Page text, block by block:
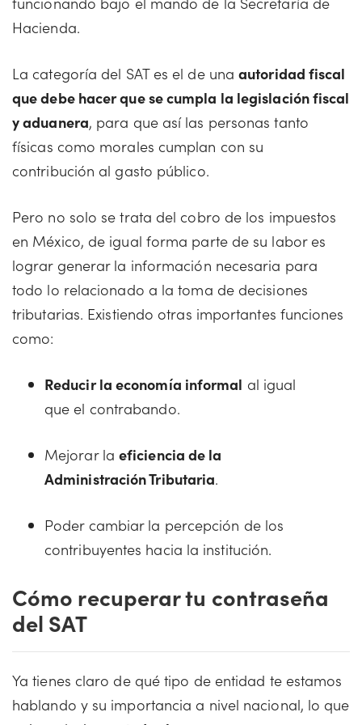
Hacienda.
La categoría del SAT es el de unaautoridad fiscal
que debe hacer que se cumpla la legislación fiscal
y aduanera, para que así las personas tanto
físicas como morales cumplan con su
contribución al gasto público.
Pero no solo se trata del cobro de los impuestos
en México, de igual forma parte de su labor es
lograr generar la información necesaria para
todo lo relacionado a la toma de decisiones
tributarias. Existiendo otras importantes funciones
como:
Reducir la economía informal al igual
que el contrabando.
Mejorar la eficiencia de la
Administración Tributaria.
Poder cambiar la percepción de los
contribuyentes hacia la institución.
Cómo recuperar tu contraseña
del SAT
Ya tienes claro de qué tipo de entidad te estamos
hablando y su importancia a nivel nacional, lo que